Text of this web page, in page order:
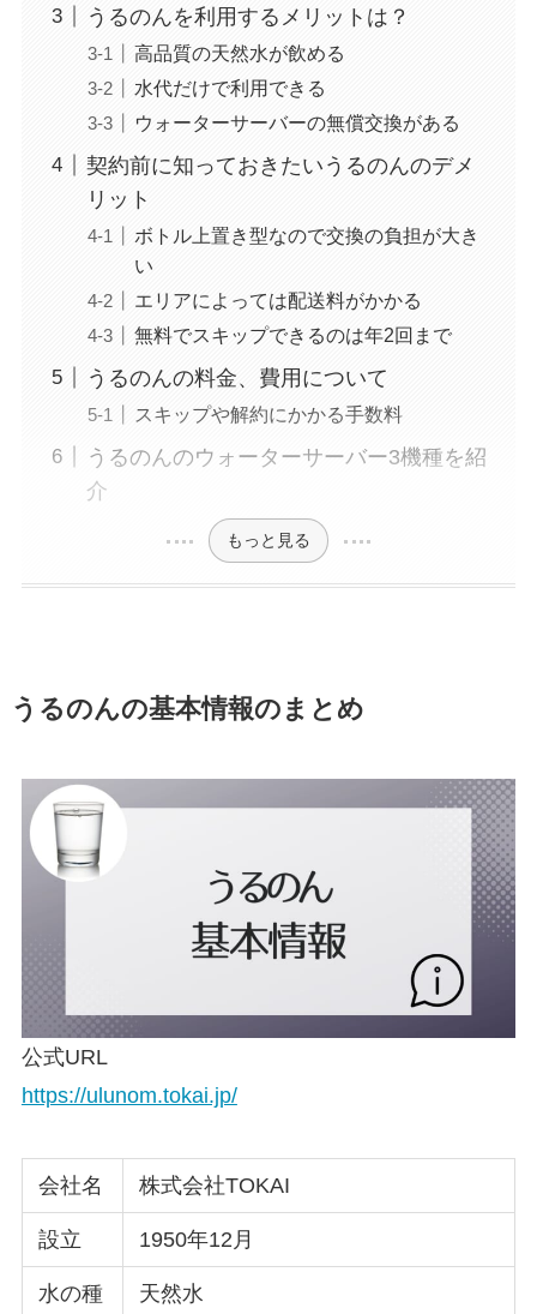
うるのんを利用するメリットは？
高品質の天然水が飲める
水代だけで利用できる
ウォーターサーバーの無償交換がある
契約前に知っておきたいうるのんのデメ
リット
ボトル上置き型なので交換の負担が大き
い
エリアによっては配送料がかかる
無料でスキップできるのは年2回まで
うるのんの料金、費用について
スキップや解約にかかる手数料
うるのんのウォーターサーバー3機種を紹
介
もっと見る
うるのんの基本情報のまとめ
公式URL
https://ulunom.tokai.jp/
会社名 株式会社TOKAI
設立 1950年12月
水の種
天然水